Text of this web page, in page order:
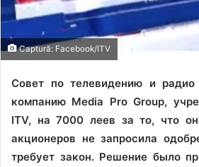
Captură: Facebook/ITV
Совет по телевидению и
компанию Media Pro Group,
ITV, на 7000 леев за то, что
акционеров не запросила
требует закон. Решение было